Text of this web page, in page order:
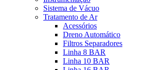
Sistema de Vácuo
Tratamento de Ar
Acessórios
Dreno Automático
Filtros Separadores
Linha 8 BAR
Linha 10 BAR